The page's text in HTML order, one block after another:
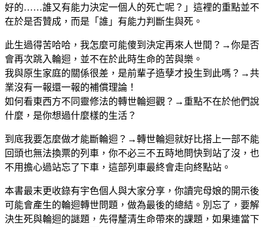
好的……誰又有能力決定一個人的死亡呢？」這裡的重點並不
在於是否贊成，而是「誰」有能力判斷生與死。
此生過得苦哈哈，我怎麼可能傻到決定再來人世間？→你是否
會再次跳入輪迴，並不在於此時生命的苦與樂。
我與原生家庭的關係很差，是前輩子造孽才投生到此嗎？→共
業沒有一報還一報的補償理論！
如何看東西方不同靈修法的轉世輪迴觀？→重點不在於他們說
什麼，是你想過什麼樣的生活？
到底我要怎麼做才能斷輪迴？→轉世輪迴就好比搭上一部不能
回頭也無法換票的列車，你不必三不五時地問快到站了沒，也
不用擔心過站忘了下車，這部列車最終會走向終點站。
本書最末更收錄有宇色個人與大家分享，你讀完母娘的開示後
可能會產生的輪迴轉世問題，做為最後的總結。別忘了，要解
決生死與輪迴的謎題，先得釐清生命帶來的課題，如果連當下